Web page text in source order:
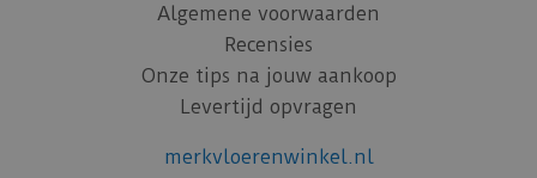
Algemene voorwaarden
Recensies
Onze tips na jouw aankoop
Levertijd opvragen
merkvloerenwinkel.nl